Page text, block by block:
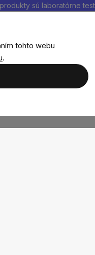
tohto webu
.
sú laboratórne
Doprava a
Muži
pracie prostriedky